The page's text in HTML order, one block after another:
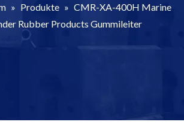
» Produkte » CMR-XA-400H Marine
Rubber Products Gummileiter